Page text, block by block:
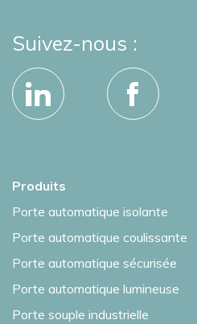
Suivez-nous :
Produits
Porte automatique isolante
Porte automatique coulissante
Porte automatique sécurisée
Porte automatique lumineuse
Porte souple industrielle